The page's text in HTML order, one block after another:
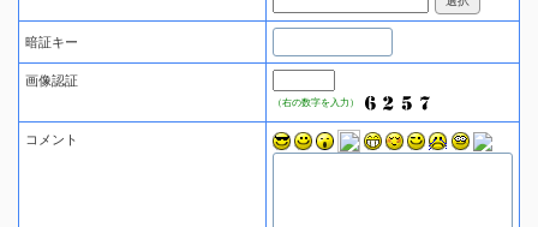
暗証キー
画像認証
（右の数字を入力）
コメント